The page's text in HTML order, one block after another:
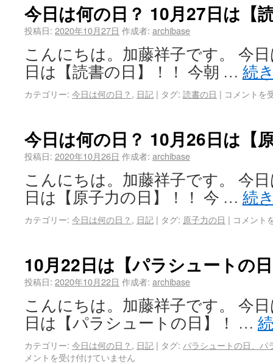
今日は何の日？ 10月27日は【
投稿日: 2020年10月27日 作成者: archibase
こんにちは。加藤祥子です。 今
日は【読書の日】！！ 今朝 … 続
カテゴリー: 今日は何の日？ , 日記 | タグ: 読書の日 | コメントを
今日は何の日？ 10月26日は【
投稿日: 2020年10月26日 作成者: archibase
こんにちは。加藤祥子です。 今
日は【原子力の日】！！ 今 … 続
カテゴリー: 今日は何の日？ , 日記 | タグ: 原子力の日 | コメント
10月22日は【パラシュートの
投稿日: 2020年10月22日 作成者: archibase
こんにちは。加藤祥子です。 今
日は【パラシュートの日】！ …
カテゴリー: 今日は何の日？ , 日記 | タグ: パラシュートの日、パ
メントを受け付けていません